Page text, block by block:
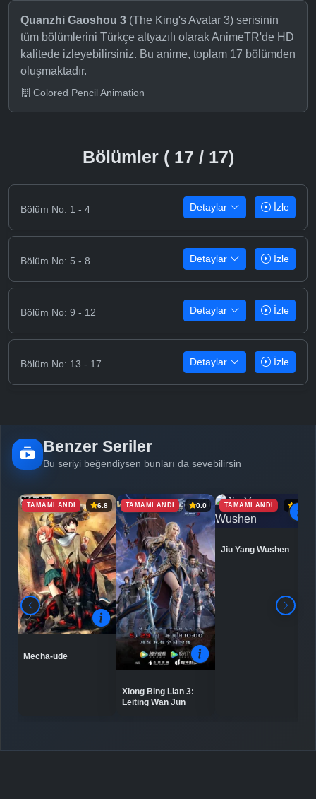
Quanzhi Gaoshou 3 (The King's Avatar 3) serisinin
tüm bölümlerini Türkçe altyazılı olarak AnimeTR'de HD
kalitede izleyebilirsiniz. Bu anime, toplam 17 bölümden
oluşmaktadır.
Colored Pencil Animation
Bölümler ( 17 / 17)
Bölüm No: 1 - 4 Detaylar İzle
Bölüm No: 5 - 8 Detaylar İzle
Bölüm No: 9 - 12 Detaylar İzle
Bölüm No: 13 - 17 Detaylar İzle
Benzer Seriler
Bu seriyi beğendiysen bunları da sevebilirsin
TAMAMLANDI 6.8
Mecha-ude
TAMAMLANDI 0.0
Xiong Bing Lian 3:
Leiting Wan Jun
TAMAMLANDI 6.9
Jiu Yang Wushen